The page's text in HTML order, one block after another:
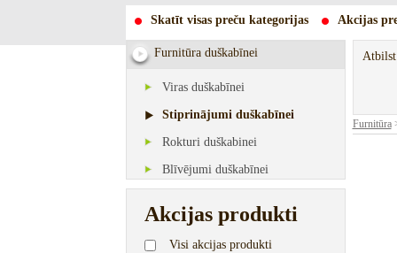
Skatīt visas preču kategorijas Akcijas
Furnitūra duškabīnei
Viras duškabīnei
Stiprinājumi duškabīnei
Rokturi duškabinei
Blīvējumi duškabīnei
Akcijas produkti
Visi akcijas produkti
Atbilst
Furnitūra